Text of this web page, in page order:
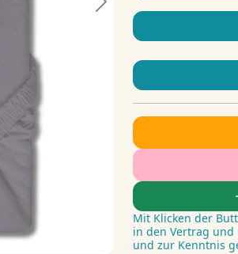
Next
Mit Klicken der
in den Vertrag
und zur Kenntnis